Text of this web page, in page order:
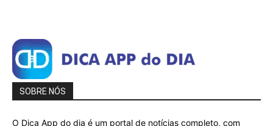
SOBRE NÓS
O Dica App do dia é um portal de notícias completo, com